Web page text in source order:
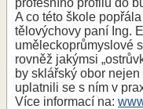
profesního profilu do
A co této škole
tělovýchovy paní Ing.
uměleckoprůmyslové
rovněž jakýmsi
by sklářský obor
uplatnili se s ním v
Více informací na: